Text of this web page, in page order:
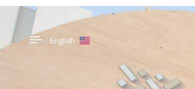
English